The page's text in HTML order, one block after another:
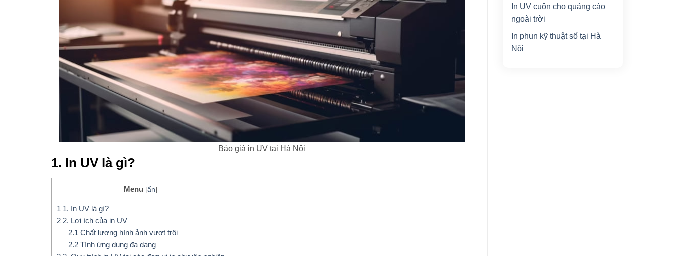
Báo giá in UV tại Hà Nội
1. In UV là gì?
Menu [ẩn]
1 1. In UV là gì?
2 2. Lợi ích của in UV
2.1 Chất lượng hình ảnh vượt trội
2.2Tính ứng dụng đa dạng
In UV cuộn cho quảng cáo
ngoài trời
In phun kỹ thuật số tại Hà
Nội